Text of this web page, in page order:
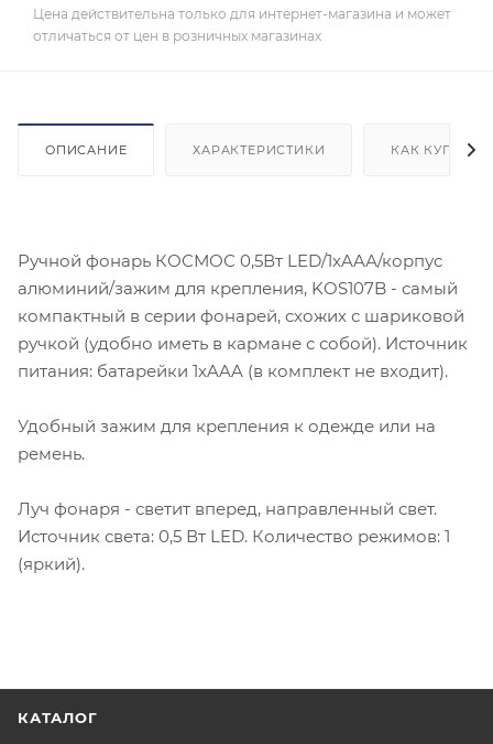
Цена действительна только для интернет-магазина и может
отличаться от цен в розничных магазинах
ОПИСАНИЕ ХАРАКТЕРИСТИКИ КАК КУПИТЬ
Ручной фонарь КОСМОС 0,5Вт LED/1xAAА/корпус
алюминий/зажим для крепления, KOS107B - самый
компактный в серии фонарей, схожих с шариковой
ручкой (удобно иметь в кармане с собой). Источник
питания: батарейки 1xAAA (в комплект не входит).
Удобный зажим для крепления к одежде или на
ремень.
Луч фонаря - светит вперед, направленный свет.
Источник света: 0,5 Вт LED. Количество режимов: 1
(яркий).
КАТАЛОГ